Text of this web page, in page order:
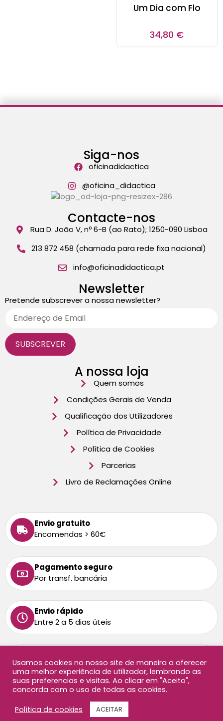
Um Dia com Flo
34,80 €
Siga-nos
oficinadidactica
@oficina_didactica
Contacte-nos
Rua D. João V, nº 6-B (ao Rato); 1250-090 Lisboa
213 872 458 (chamada para rede fixa nacional)
info@oficinadidactica.pt
Newsletter
Pretende subscrever a nossa newsletter?
A nossa loja
Quem somos
Condições Gerais de Venda
Qualificação dos Utilizadores
Política de Privacidade
Política de Cookies
Parcerias
Livro de Reclamações Online
Envio gratuito
Encomendas > 60€
Pagamento seguro
Por transf. bancária
Envio rápido
Entre 2 a 5 dias úteis
Ligue-nos: 213 872 458
Chamada para rede fixa nacional
Copyright ©2026 Oficina Didáctica, todos os direitos
reservados. Website por
Usamos cookies no nosso site de maneira a oferecer
uma melhor experiência de utilizador, lembrando as
suas preferencias e visitas. Ao clicar em "Aceito",
concorda com o uso de todas as cookies.
Política de cookies
ACEITAR